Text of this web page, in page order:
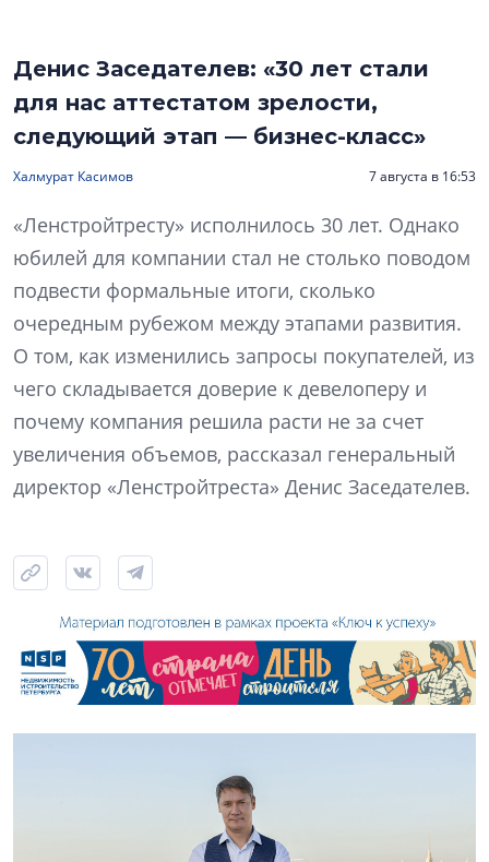
Денис Заседателев: «30 лет стали
для нас аттестатом зрелости,
следующий этап — бизнес-класс»
Халмурат Касимов 7 августа в 16:53
«Ленстройтресту» исполнилось 30 лет. Однако
юбилей для компании стал не столько поводом
подвести формальные итоги, сколько
очередным рубежом между этапами развития.
О том, как изменились запросы покупателей, из
чего складывается доверие к девелоперу и
почему компания решила расти не за счет
увеличения объемов, рассказал генеральный
директор «Ленстройтреста» Денис Заседателев.